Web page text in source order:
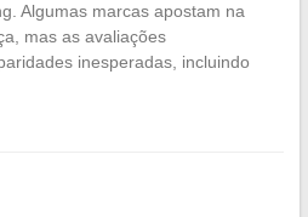
Algumas marcas apostam na
mas as avaliações
inesperadas, incluindo